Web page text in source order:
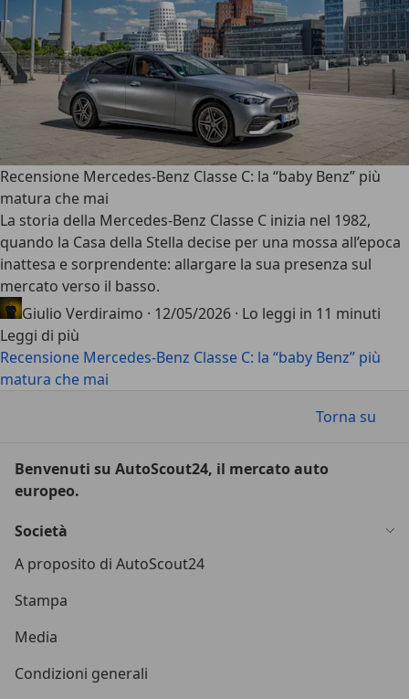
Recensione Mercedes-Benz Classe C: la “baby Benz” più
matura che mai
La storia della Mercedes-Benz Classe C inizia nel 1982,
quando la Casa della Stella decise per una mossa all’epoca
inattesa e sorprendente: allargare la sua presenza sul
mercato verso il basso.
Giulio Verdiraimo · 12/05/2026 · Lo leggi in 11 minuti
Leggi di più
Recensione Mercedes-Benz Classe C: la “baby Benz” più
matura che mai
Torna su
Benvenuti su AutoScout24, il mercato auto
europeo.
Società
A proposito di AutoScout24
Stampa
Media
Condizioni generali